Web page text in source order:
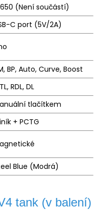
(Není součástí)
C port (5V/2A)
BP, Auto, Curve, Boost
RDL, DL
tlačítkem
+ PCTG
Blue (Modrá)
tank (v balení)